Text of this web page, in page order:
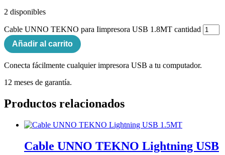
2 disponibles
Cable UNNO TEKNO para Iimpresora USB 1.8MT cantidad
Añadir al carrito
Conecta fácilmente cualquier impresora USB a tu computador.
12 meses de garantía.
Productos relacionados
Cable UNNO TEKNO Lightning USB